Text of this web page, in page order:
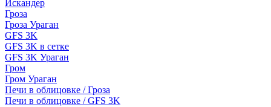
Искандер
Гроза
Гроза Ураган
GFS 3K
GFS 3K в сетке
GFS 3K Ураган
Гром
Гром Ураган
Печи в облицовке / Гроза
Печи в облицовке / GFS 3K